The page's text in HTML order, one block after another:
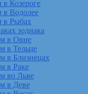
Козероге
в Водолее
в Рыбах
зодиака
в Овне
в Тельце
в Близнецах
в Раке
во Льве
в Деве